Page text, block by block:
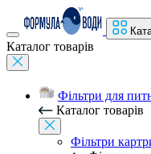
Каталог товарів
Фільтри для
Каталог товарів
Фільтри